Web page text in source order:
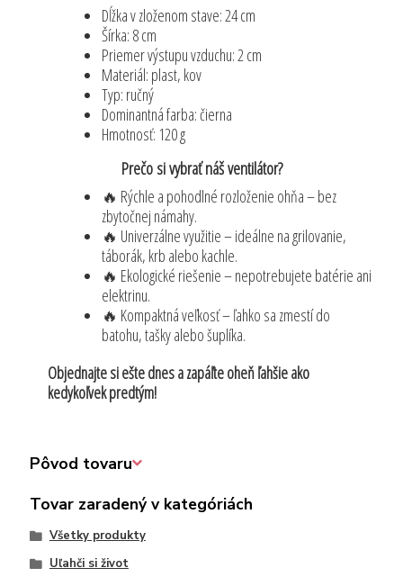
Dĺžka v zloženom stave: 24 cm
Šírka: 8 cm
Priemer výstupu vzduchu: 2 cm
Materiál: plast, kov
Typ: ručný
Dominantná farba: čierna
Hmotnosť: 120 g
Prečo si vybrať náš ventilátor?
🔥 Rýchle a pohodlné rozloženie ohňa – bez
zbytočnej námahy.
🔥 Univerzálne využitie – ideálne na grilovanie,
táborák, krb alebo kachle.
🔥 Ekologické riešenie – nepotrebujete batérie ani
elektrinu.
🔥 Kompaktná veľkosť – ľahko sa zmestí do
batohu, tašky alebo šuplíka.
Objednajte si ešte dnes a zapáľte oheň ľahšie ako
kedykoľvek predtým!
Pôvod tovaru
Tovar zaradený v kategóriách
Všetky produkty
Uľahči si život